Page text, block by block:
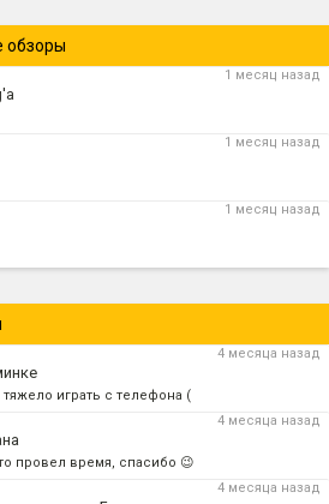
обзоры
1 месяц назад
1 месяц назад
1 месяц назад
4 месяца назад
тяжело играть с телефона (
4 месяца назад
провел время, спасибо 😉
4 месяца назад